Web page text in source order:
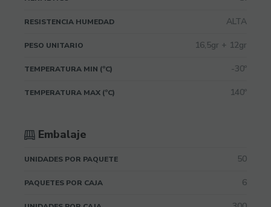
RESISTENCIA HUMEDAD ALTA
PESO UNITARIO 16,5gr + 12gr
TEMPERATURA MIN (ºC) -30º
TEMPERATURA MAX (ºC) 140º
Embalaje
UNIDADES POR PAQUETE 50
PAQUETES POR CAJA 6